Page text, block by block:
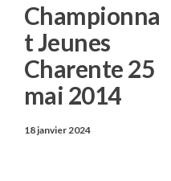
Championna
t Jeunes
Charente 25
mai 2014
18 janvier 2024